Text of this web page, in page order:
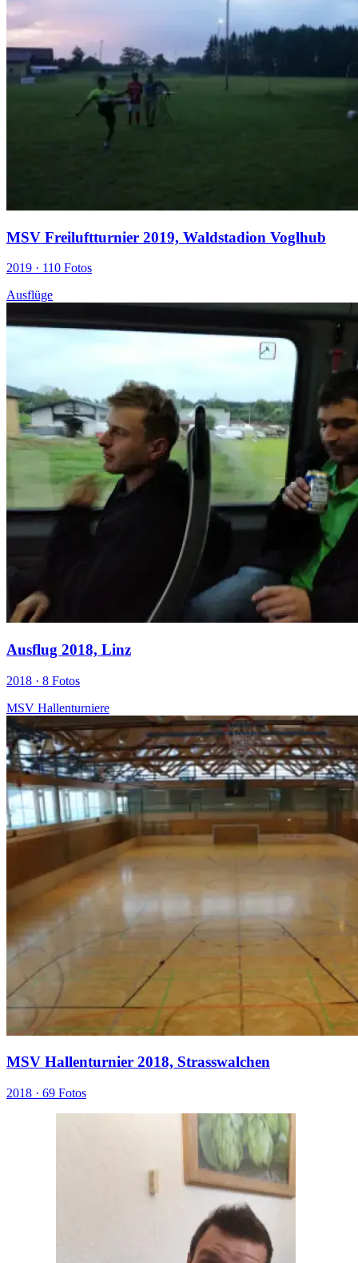
MSV Freiluftturnier 2019, Waldstadion Voglhub
2019 · 110 Fotos
Ausflüge
Ausflug 2018, Linz
2018 · 8 Fotos
MSV Hallenturniere
MSV Hallenturnier 2018, Strasswalchen
2018 · 69 Fotos